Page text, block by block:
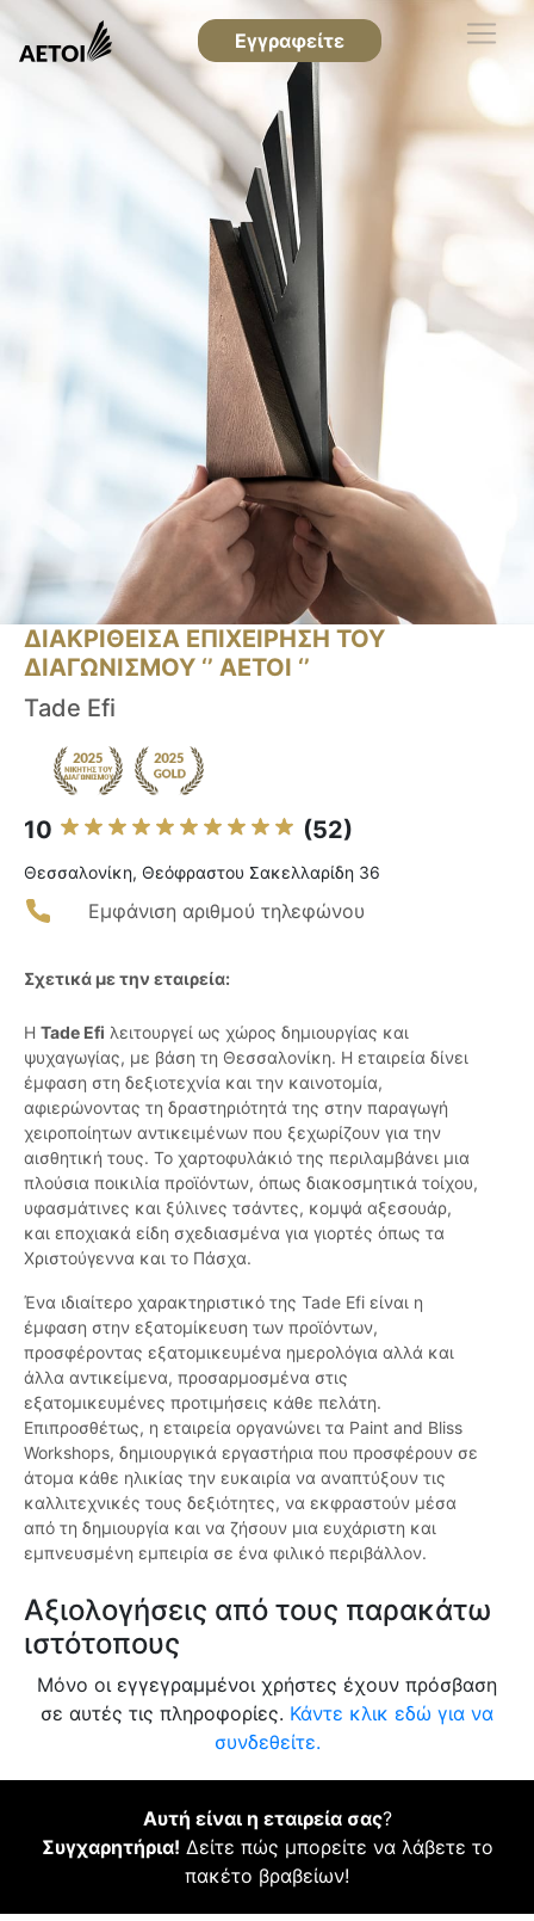
Εγγραφείτε
ΔΙΑΚΡΙΘΕΙΣΑ ΕΠΙΧΕΙΡΗΣΗ ΤΟΥ
ΔΙΑΓΩΝΙΣΜΟΥ ‘’ ΑΕΤΟΙ ‘’
Tade Efi
10 (52)
Θεσσαλονίκη, Θεόφραστου Σακελλαρίδη 36
Εμφάνιση αριθμού τηλεφώνου
Σχετικά με την εταιρεία:
Η Tade Efi λειτουργεί ως χώρος δημιουργίας και
ψυχαγωγίας, με βάση τη Θεσσαλονίκη. Η εταιρεία δίνει
έμφαση στη δεξιοτεχνία και την καινοτομία,
αφιερώνοντας τη δραστηριότητά της στην παραγωγή
χειροποίητων αντικειμένων που ξεχωρίζουν για την
αισθητική τους. Το χαρτοφυλάκιό της περιλαμβάνει μια
πλούσια ποικιλία προϊόντων, όπως διακοσμητικά τοίχου,
υφασμάτινες και ξύλινες τσάντες, κομψά αξεσουάρ,
και εποχιακά είδη σχεδιασμένα για γιορτές όπως τα
Χριστούγεννα και το Πάσχα.
Ένα ιδιαίτερο χαρακτηριστικό της Tade Efi είναι η
έμφαση στην εξατομίκευση των προϊόντων,
προσφέροντας εξατομικευμένα ημερολόγια αλλά και
άλλα αντικείμενα, προσαρμοσμένα στις
εξατομικευμένες προτιμήσεις κάθε πελάτη.
Επιπροσθέτως, η εταιρεία οργανώνει τα Paint and Bliss
Workshops, δημιουργικά εργαστήρια που προσφέρουν σε
άτομα κάθε ηλικίας την ευκαιρία να αναπτύξουν τις
καλλιτεχνικές τους δεξιότητες, να εκφραστούν μέσα
από τη δημιουργία και να ζήσουν μια ευχάριστη και
εμπνευσμένη εμπειρία σε ένα φιλικό περιβάλλον.
Αξιολογήσεις από τους παρακάτω
ιστότοπους
Μόνο οι εγγεγραμμένοι χρήστες έχουν πρόσβαση
σε αυτές τις πληροφορίες. Κάντε κλικ εδώ για να
συνδεθείτε.
Αυτή είναι η εταιρεία σας?
Συγχαρητήρια! Δείτε πώς μπορείτε να λάβετε το
πακέτο βραβείων!